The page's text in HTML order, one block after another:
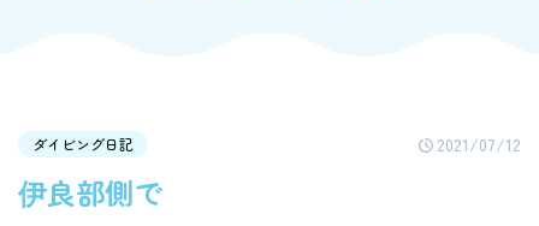
ダイビング日記 2021/07/12
伊良部側で